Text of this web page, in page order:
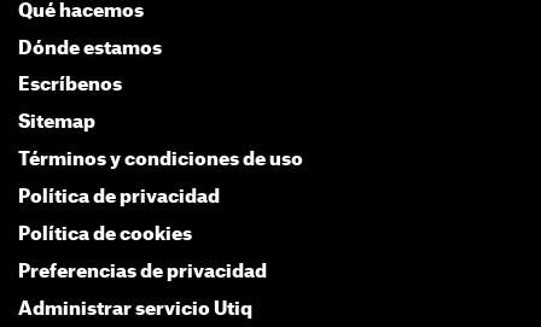
Qué hacemos
Dónde estamos
Escríbenos
Sitemap
Términos y condiciones de uso
Política de privacidad
Política de cookies
Preferencias de privacidad
Administrar servicio Utiq